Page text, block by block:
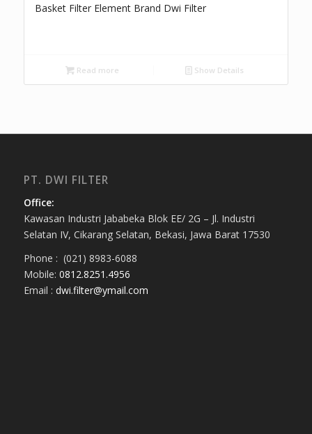
Basket Filter Element Brand Dwi Filter
Read more Show Details
PT. DWI FILTER
Office:
Kawasan Industri Jababeka Blok EE/ 2G – Jl. Industri
Selatan IV, Cikarang Selatan, Bekasi, Jawa Barat 17530
Phone : (021) 8983-6088
Mobile: 0812.8251.4956
Email : dwi.filter@ymail.com